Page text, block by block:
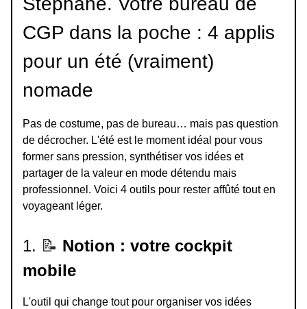
CGP dans la poche : 4 applis
pour un été (vraiment)
nomade
Pas de costume, pas de bureau… mais pas question
de décrocher. L'été est le moment idéal pour vous
former sans pression, synthétiser vos idées et
partager de la valeur en mode détendu mais
professionnel. Voici 4 outils pour rester affûté tout en
voyageant léger.
1. 📝 Notion : votre cockpit
mobile
L'outil qui change tout pour organiser vos idées